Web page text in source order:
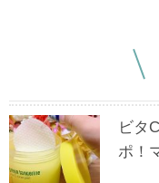
ビタ
ポ！